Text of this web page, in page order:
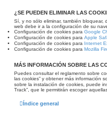
¿SE PUEDEN ELIMINAR LAS
Sí, y no sólo eliminar, también bloquear,
web debe ir a la configuración de su
Configuración de cookies para Google
Configuración de cookies para Apple
Configuración de cookies para Internet
Configuración de cookies para Mozilla
MÁS INFORMACIÓN SOBRE LAS
Puedes consultar el reglamento sobre
las cookies” y obtener más información
sobre la instalación de cookies, puede
Track”, que le permitirán escoger
Índice general